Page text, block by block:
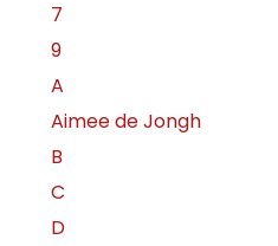
7
9
A
Aimee de Jongh
B
C
D